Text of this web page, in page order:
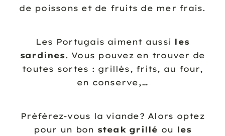
de poissons et de fruits de mer frais.
Les Portugais aiment aussi les
sardines. Vous pouvez en trouver de
toutes sortes : grillés, frits, au four,
en conserve,…
Préférez-vous la viande? Alors optez
pour un bon steak grillé ou les